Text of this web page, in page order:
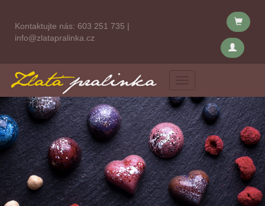
Kontaktujte nás: 603 251 735 |
info@zlatapralinka.cz
Menu